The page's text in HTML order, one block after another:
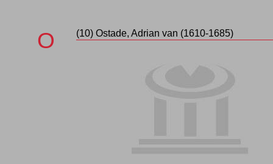
O (10) Ostade, Adrian van (1610-1685)